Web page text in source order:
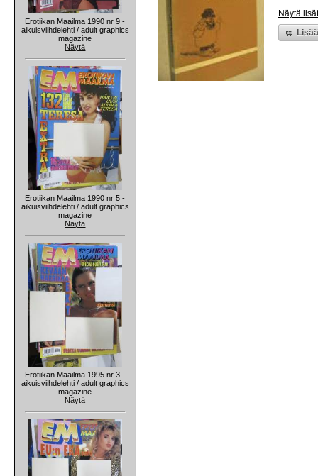
Erotiikan Maailma 1990 nr 9 -
aikuisviihdelehti / adult graphics
magazine
Näytä
Erotiikan Maailma 1990 nr 5 -
aikuisviihdelehti / adult graphics
magazine
Näytä
Erotiikan Maailma 1995 nr 3 -
aikuisviihdelehti / adult graphics
magazine
Näytä
Näytä